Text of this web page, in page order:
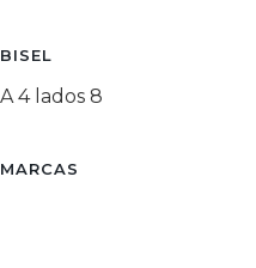
BISEL
A 4 lados 8
MARCAS